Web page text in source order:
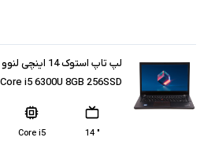
i5 6300U 8GB 256SSD
" 14
Core i5